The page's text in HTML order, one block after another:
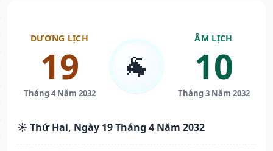
DƯƠNG LỊCH
19
Tháng 4 Năm 2032
🐐
ÂM LỊCH
10
Tháng 3 Năm 2032
☀️ Thứ Hai, Ngày 19 Tháng 4 Năm 2032